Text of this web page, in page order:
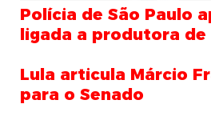
Polícia de São Paulo
ligada a produtora
Lula articula Márcio
para o Senado